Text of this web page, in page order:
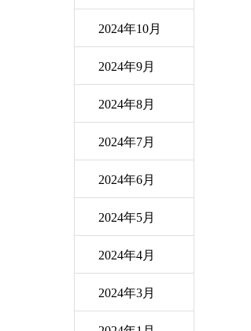
2024年10月
2024年9月
2024年8月
2024年7月
2024年6月
2024年5月
2024年4月
2024年3月